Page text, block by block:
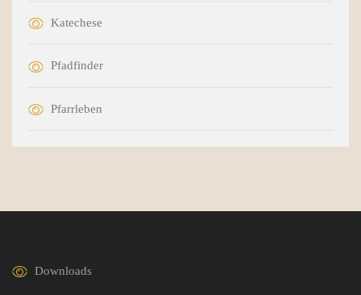
Katechese
Pfadfinder
Pfarrleben
Downloads